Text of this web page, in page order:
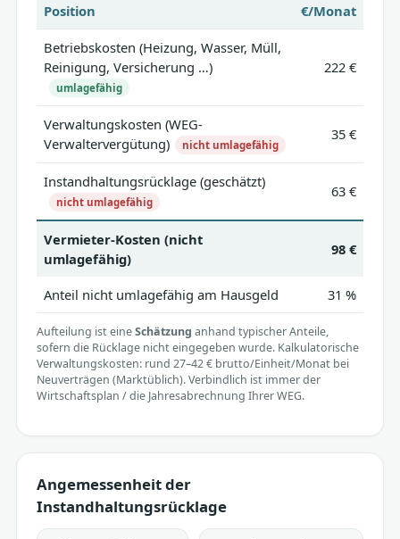
Position €/Monat
Betriebskosten (Heizung, Wasser, Müll,
Reinigung, Versicherung …)
umlagefähig
222 €
Verwaltungskosten (WEG-
Verwaltervergütung)
nicht umlagefähig
35 €
Instandhaltungsrücklage (geschätzt)
nicht umlagefähig
63 €
Vermieter-Kosten (nicht
umlagefähig)
98 €
Anteil nicht umlagefähig am Hausgeld 31 %
Aufteilung ist eineSchätzung anhand typischer Anteile,
sofern die Rücklage nicht eingegeben wurde. Kalkulatorische
Verwaltungskosten: rund 27–42 € brutto/Einheit/Monat bei
Neuverträgen (Marktüblich). Verbindlich ist immer der
Wirtschaftsplan / die Jahresabrechnung Ihrer WEG.
Angemessenheit der
Instandhaltungsrücklage